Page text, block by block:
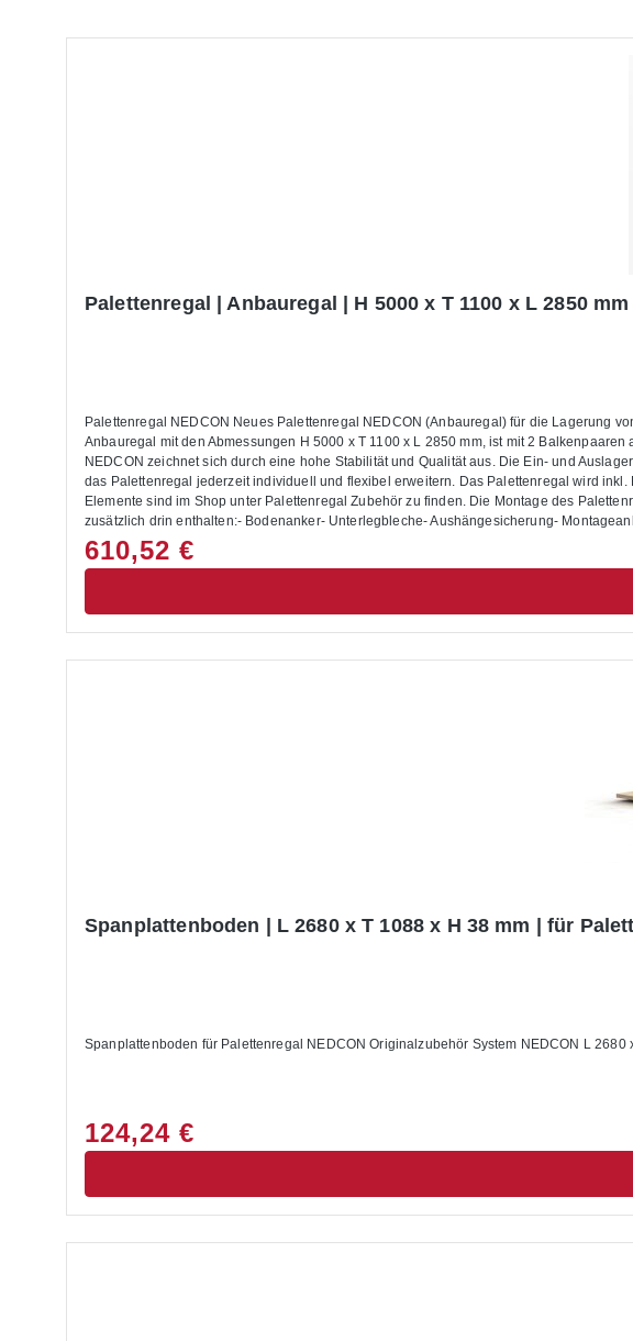
Palettenregal | Anbauregal | H 5000 x T 1100 x L 2850
Palettenregal NEDCON Neues Palettenregal NEDCON (Anbauregal) für die Lagerung
Anbauregal mit den Abmessungen H 5000 x T 1100 x L 2850 mm, ist mit 2 Balkenpaaren
NEDCON zeichnet sich durch eine hohe Stabilität und Qualität aus. Die Ein- und
das Palettenregal jederzeit individuell und flexibel erweitern. Das Palettenregal wird
Elemente sind im Shop unter Palettenregal Zubehör zu finden. Die Montage des Palettenregals buchen Sie auf Wunsch im
zusätzlich drin enthalten:- Bodenanker- Unterlegbleche- Aushängesicherung-
Maße setzen Sie sich bitte mit uns in Verbindung.Alle Lastangaben gelten bei einer
geeignet.Die Anlieferung erfolgt zerlegt mit Aufbauanleitung.
610,52 €
Spanplattenboden | L 2680 x T 1088 x H 38 mm | für
124,24 €